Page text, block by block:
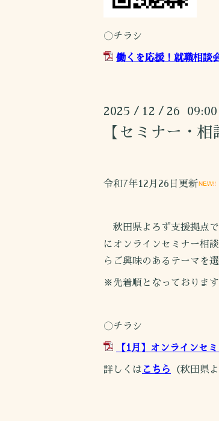
〇チラシ
働くを応援！就職相談
2025 / 12 / 26 09:00
【セミナー・
令和7年12月26日更新
秋田県よろず支援拠点
にオンラインセミナー相
らご興味のあるテーマを
※先着順となっておりま
〇チラシ
【1月】オンラインセ
詳しくは こちら （秋田県